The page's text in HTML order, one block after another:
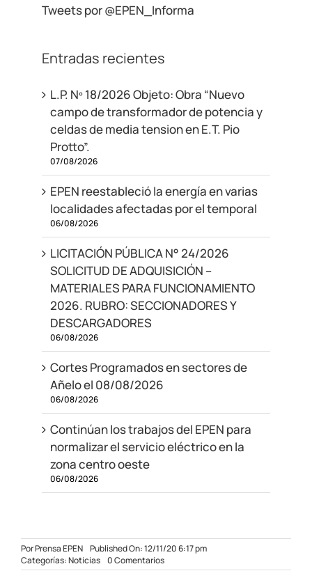
Tweets por @EPEN_Informa
Entradas recientes
L.P. Nº 18/2026 Objeto: Obra “Nuevo
campo de transformador de potencia y
celdas de media tension en E.T. Pio
Protto”.
07/08/2026
EPEN reestableció la energía en varias
localidades afectadas por el temporal
06/08/2026
LICITACIÓN PÚBLICA N° 24/2026
SOLICITUD DE ADQUISICIÓN –
MATERIALES PARA FUNCIONAMIENTO
2026. RUBRO: SECCIONADORES Y
DESCARGADORES
06/08/2026
Cortes Programados en sectores de
Añelo el 08/08/2026
06/08/2026
Continúan los trabajos del EPEN para
normalizar el servicio eléctrico en la
zona centro oeste
06/08/2026
PorPrensa EPEN Published On: 12/11/20 6:17 pm
Categorías:Noticias 0 Comentarioson
El